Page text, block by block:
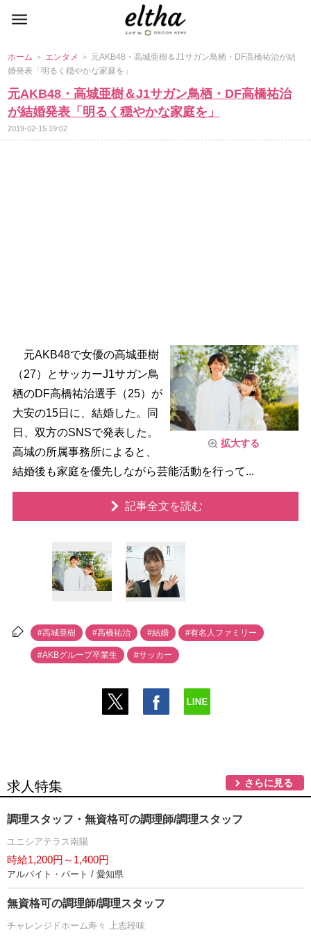
ホーム ＞ エンタメ ＞ 元AKB48・高城亜樹＆J1サガン鳥栖・DF高橋祐治が結
婚発表「明るく穏やかな家庭を」
元AKB48・高城亜樹＆J1サガン鳥栖・DF高橋祐治
が結婚発表「明るく穏やかな家庭を」
2019-02-15 19:02
拡大する
元AKB48で女優の高城亜樹
（27）とサッカーJ1サガン鳥
栖のDF高橋祐治選手（25）が
大安の15日に、結婚した。同
日、双方のSNSで発表した。
高城の所属事務所によると、
結婚後も家庭を優先しながら芸能活動を行って...
記事全文を読む
#高城亜樹 #高橋祐治 #結婚 #有名人ファミリー
#AKBグループ卒業生 #サッカー
求人特集 さらに見る
調理スタッフ・無資格可の調理師/調理スタッフ
ユニシアテラス南陽
時給1,200円～1,400円
アルバイト・パート / 愛知県
無資格可の調理師/調理スタッフ
チャレンジドホーム寿々 上志段味